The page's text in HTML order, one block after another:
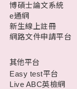
博碩士論文系統
e通網
新生線上註冊
網路文件申請平台
其他平台
Easy test平台
Live ABC英檢網